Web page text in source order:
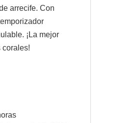
arrecife. Con
¡La mejor
corales!